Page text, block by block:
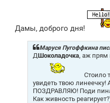
е
Дамы, доброго дня!
Маруся Пугоффкина
ДШоколадочка, аж прям
Стоило
увидеть твою линеечку!
ПОЗДРАВЛЯЮ! Поди
Как живность